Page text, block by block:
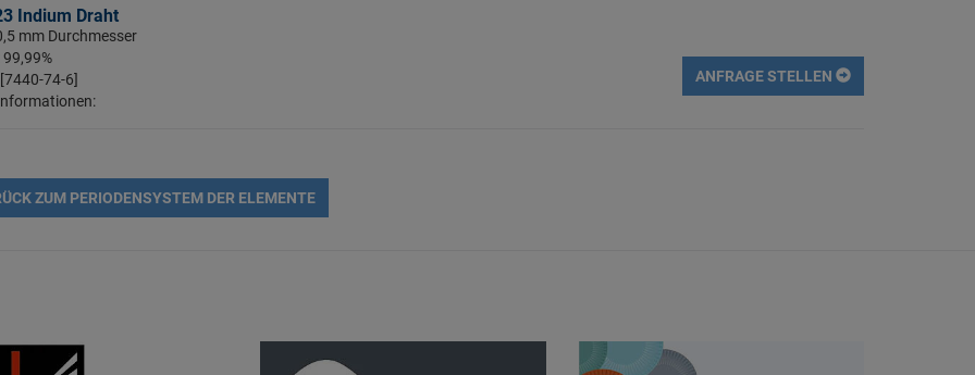
Indium Draht
mm Durchmesser
74-6]
ANFRAGE STELLEN
ZUM PERIODENSYSTEM DER ELEMENTE